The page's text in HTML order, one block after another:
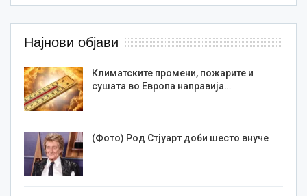
Најнови објави
Климатските промени, пожарите и
сушата во Европа направија…
(Фото) Род Стјуарт доби шесто внуче